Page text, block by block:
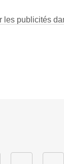
les publicités